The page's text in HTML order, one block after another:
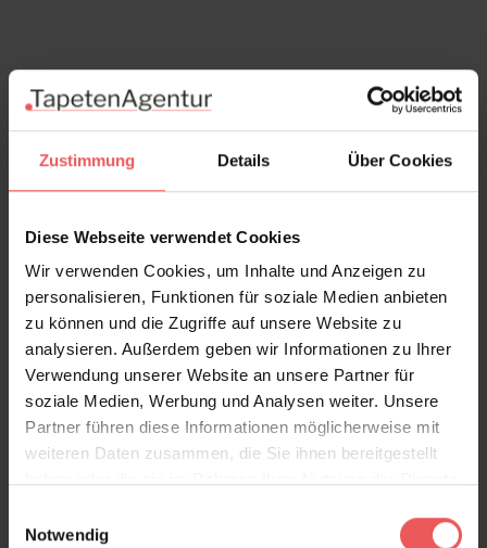
Zustimmung Details Über Cookies
Diese Webseite verwendet Cookies
Wir verwenden Cookies, um Inhalte und Anzeigen zu
personalisieren, Funktionen für soziale Medien anbieten
zu können und die Zugriffe auf unsere Website zu
analysieren. Außerdem geben wir Informationen zu Ihrer
Verwendung unserer Website an unsere Partner für
soziale Medien, Werbung und Analysen weiter. Unsere
Partner führen diese Informationen möglicherweise mit
weiteren Daten zusammen, die Sie ihnen bereitgestellt
Notwendig
Dots, Noble Carmine Red - 31028